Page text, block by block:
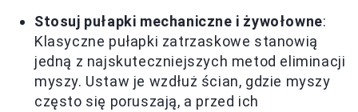
Stosuj pułapki mechaniczne i żywołowne:
Klasyczne pułapki zatrzaskowe stanowią
jedną z najskuteczniejszych metod eliminacji
myszy. Ustaw je wzdłuż ścian, gdzie myszy
często się poruszają, a przed ich